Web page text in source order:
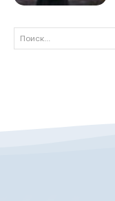
Поиск...